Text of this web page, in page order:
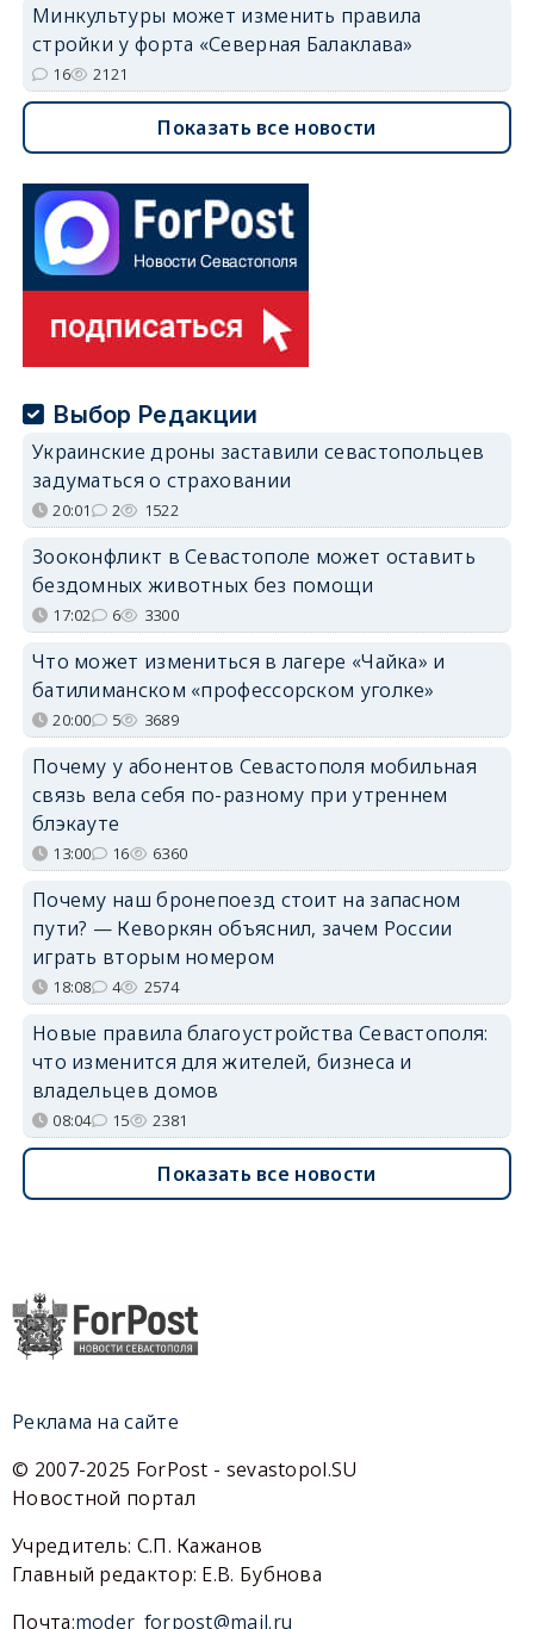
Минкультуры может изменить правила
стройки у форта «Северная Балаклава»
16 2121
Показать все новости
Выбор Редакции
Украинские дроны заставили севастопольцев
задуматься о страховании
20:01 2 1522
Зооконфликт в Севастополе может оставить
бездомных животных без помощи
17:02 6 3300
Что может измениться в лагере «Чайка» и
батилиманском «профессорском уголке»
20:00 5 3689
Почему у абонентов Севастополя мобильная
связь вела себя по-разному при утреннем
блэкауте
13:00 16 6360
Почему наш бронепоезд стоит на запасном
пути? — Кеворкян объяснил, зачем России
играть вторым номером
18:08 4 2574
Новые правила благоустройства Севастополя:
что изменится для жителей, бизнеса и
владельцев домов
08:04 15 2381
Показать все новости
Реклама на сайте
© 2007-2025 ForPost - sevastopol.SU
Новостной портал
Учредитель: С.П. Кажанов
Главный редактор: Е.В. Бубнова
Почта:moder_forpost@mail.ru